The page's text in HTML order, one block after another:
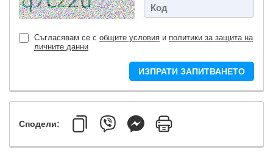
Съгласявам се с общите условия и политики за защита на
личните данни
ИЗПРАТИ ЗАПИТВАНЕТО
Сподели: